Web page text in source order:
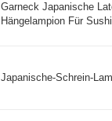
Garneck Japanische
Hängelampion Für
Japanische-Schrein-